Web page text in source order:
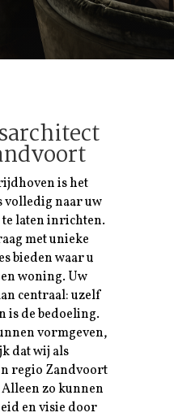
is het
volledig naar uw
laten inrichten.
met unieke
bieden waar u
woning. Uw
centraal: uzelf
is de bedoeling.
vormgeven,
dat wij als
regio Zandvoort
zo kunnen
en visie door